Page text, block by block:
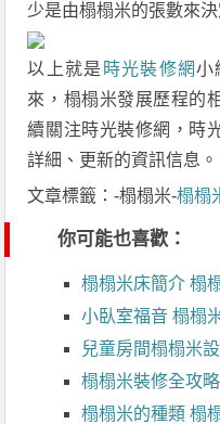
少是由榻榻米的張數來決
以上就是 時光裝修網小
來，榻榻米發展歷程的
續關注時光裝修網，時
詳細、更新的資訊信息。
文章標籤：-榻榻米-榻榻
你可能也喜歡：
榻榻米床簡介 榻
小臥室福音 榻榻
兒童房間榻榻米
榻榻米裝修全攻
榻榻米的種類 榻